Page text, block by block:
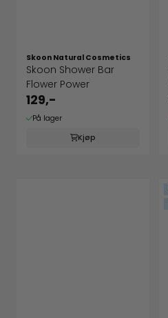
Skoon Natural Cosmetics
Skoon Shower Bar
Flower Power
129,-
På lager
Kjøp